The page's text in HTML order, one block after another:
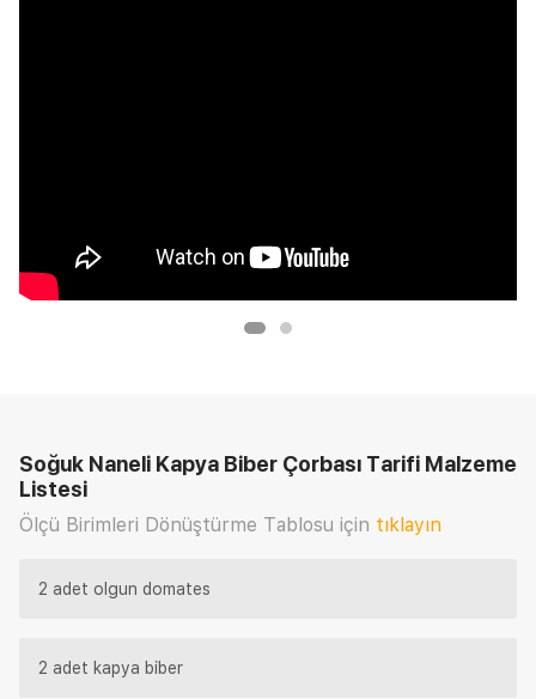
Soğuk Naneli Kapya Biber Çorbası Tarifi Malzeme
Listesi
Ölçü Birimleri Dönüştürme Tablosu için tıklayın
2 adet olgun domates
2 adet kapya biber